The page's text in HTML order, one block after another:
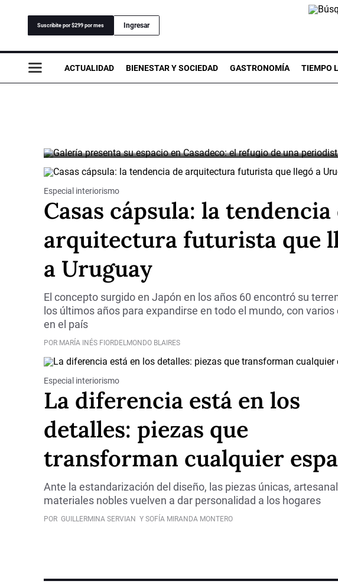
Suscribite por $299 por mes Ingresar
ACTUALIDAD BIENESTAR Y SOCIEDAD GASTRONOMÍA TIEMPO
Casadeco: el
de estilo de
Especial interiorismo
Casas cápsula: la tendencia
arquitectura futurista que
a Uruguay
El concepto surgido en Japón en los años 60 encontró su
los últimos años para expandirse en todo el mundo, con
en el país
POR MARÍA INÉS FIORDELMONDO BLAIRES
Especial interiorismo
La diferencia está en los
detalles: piezas que
transforman cualquier
Ante la estandarización del diseño, las piezas únicas,
materiales nobles vuelven a dar personalidad a los hogares
POR GUILLERMINA SERVIAN Y SOFÍA MIRANDA MONTERO